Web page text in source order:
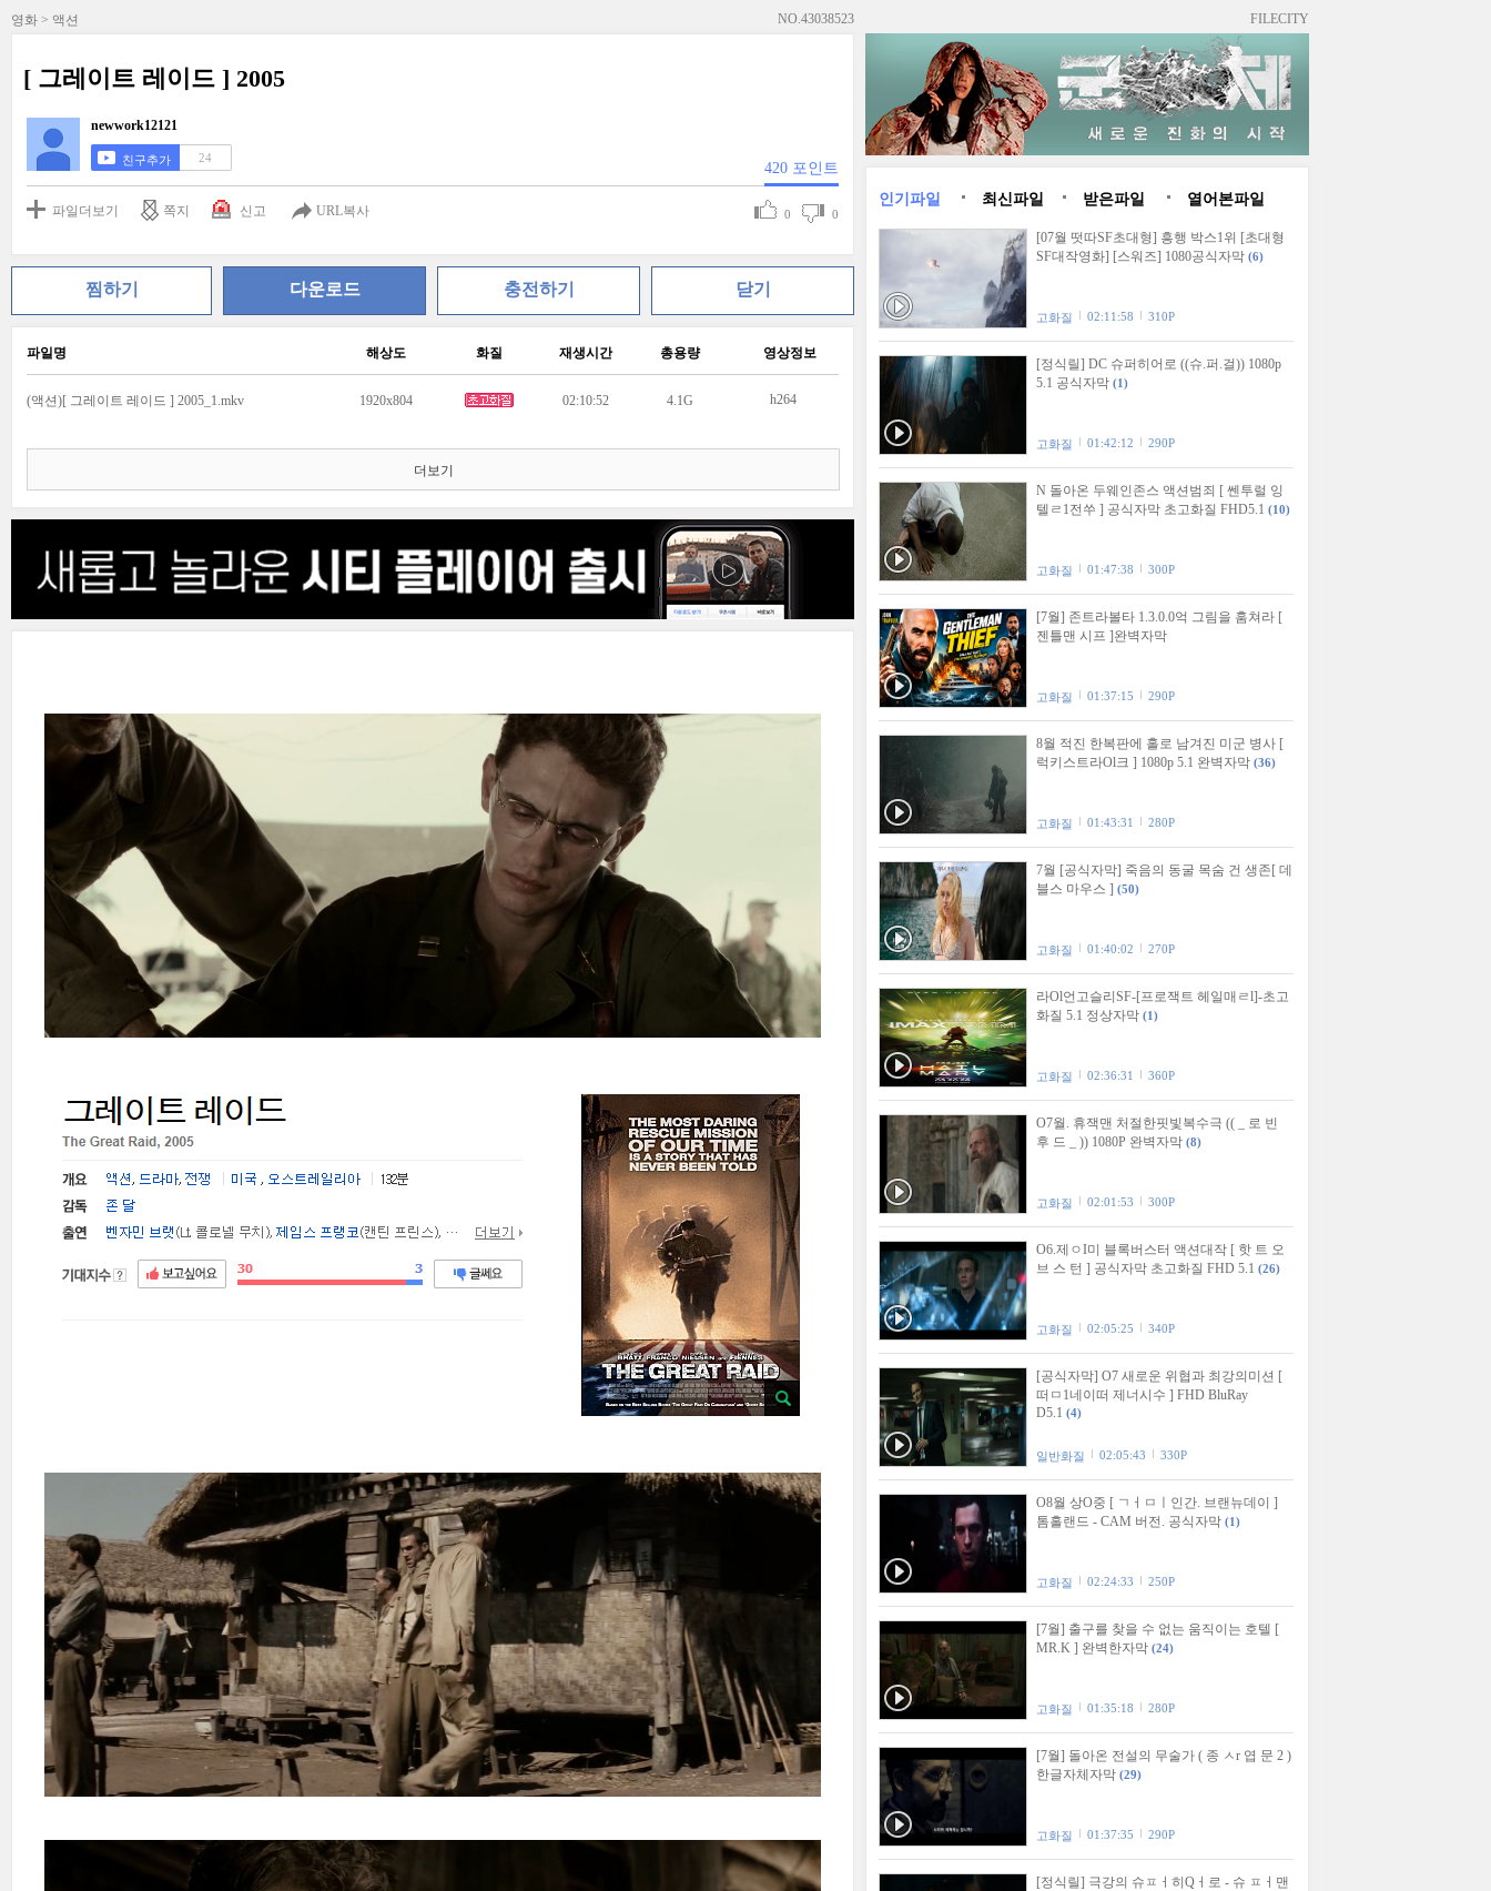
영화 > 액션 NO.43038523
[ 그레이트 레이드 ] 2005
newwork12121
친구추가 24
420 포인트
파일더보기 쪽지 신고 URL복사 0 0
찜하기 다운로드 충전하기 닫기
파일명 해상도 화질 재생시간 총용량 영상정보
(액션)[ 그레이트 레이드 ] 2005_1.mkv 1920x804 02:10:52 4.1G h264
더보기
FILECITY
인기파일 최신파일 받은파일 열어본파일
[07월 떳따SF초대형] 흥행 박스1위 [초대형
SF대작영화] [스워즈] 1080공식자막 (6)
고화질 02:11:58 310P
[정식릴] DC 슈퍼히어로 ((슈.퍼.걸)) 1080p
5.1 공식자막 (1)
고화질 01:42:12 290P
N 돌아온 두웨인존스 액션범죄 [ 쎈투럴 잉
텔ㄹ1전쑤 ] 공식자막 초고화질 FHD5.1 (10)
고화질 01:47:38 300P
[7월] 존트라볼타 1.3.0.0억 그림을 훔쳐라 [
젠틀맨 시프 ]완벽자막
고화질 01:37:15 290P
8월 적진 한복판에 홀로 남겨진 미군 병사 [
럭키스트라Ol크 ] 1080p 5.1 완벽자막 (36)
고화질 01:43:31 280P
7월 [공식자막] 죽음의 동굴 목숨 건 생존[ 데
블스 마우스 ] (50)
고화질 01:40:02 270P
라Ol언고슬리SF-[프로잭트 헤일매ㄹl]-초고
화질 5.1 정상자막 (1)
고화질 02:36:31 360P
O7월. 휴잭맨 처절한핏빛복수극 (( _ 로 빈
후 드 _ )) 1080P 완벽자막 (8)
고화질 02:01:53 300P
O6.제ㅇI미 블록버스터 액션대작 [ 핫 트 오
브 스 턴 ] 공식자막 초고화질 FHD 5.1 (26)
고화질 02:05:25 340P
[공식자막] O7 새로운 위협과 최강의미션 [
떠ㅁ1네이떠 제너시수 ] FHD BluRay
D5.1 (4)
일반화질 02:05:43 330P
O8월 상O중 [ ㄱㅓㅁㅣ인간. 브랜뉴데이 ]
톰홀랜드 - CAM 버전. 공식자막 (1)
고화질 02:24:33 250P
[7월] 출구를 찾을 수 없는 움직이는 호텔 [
MR.K ] 완벽한자막 (24)
고화질 01:35:18 280P
[7월] 돌아온 전설의 무술가 ( 종 ㅅr 엽 문 2 )
한글자체자막 (29)
고화질 01:37:35 290P
[정식릴] 극강의 슈ㅍㅓ히Qㅓ로 - 슈 ㅍㅓ맨